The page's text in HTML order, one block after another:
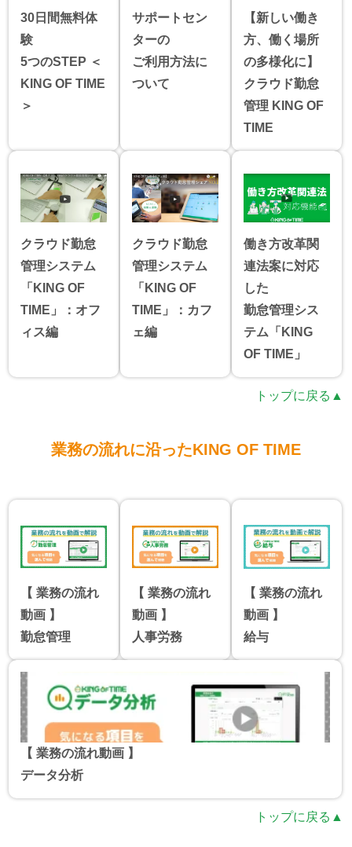
30日間無料体
験
5つのSTEP ＜
KING OF TIME
＞
サポートセン
ターの
ご利用方法に
ついて
【新しい働き
方、働く場所
の多様化に】
クラウド勤怠
管理 KING OF
TIME
クラウド勤怠
管理システム
「KING OF
TIME」：オフ
ィス編
クラウド勤怠
管理システム
「KING OF
TIME」：カフ
ェ編
働き方改革関
連法案に対応
した
勤怠管理シス
テム「KING
OF TIME」
トップに戻る▲
業務の流れに沿ったKING OF TIME
【 業務の流れ
動画 】
勤怠管理
【 業務の流れ
動画 】
人事労務
【 業務の流れ
動画 】
給与
【 業務の流れ動画 】
データ分析
トップに戻る▲